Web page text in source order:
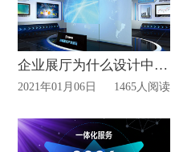
企业展厅为什么设计中岛?
2021年01月06日 1465人阅读